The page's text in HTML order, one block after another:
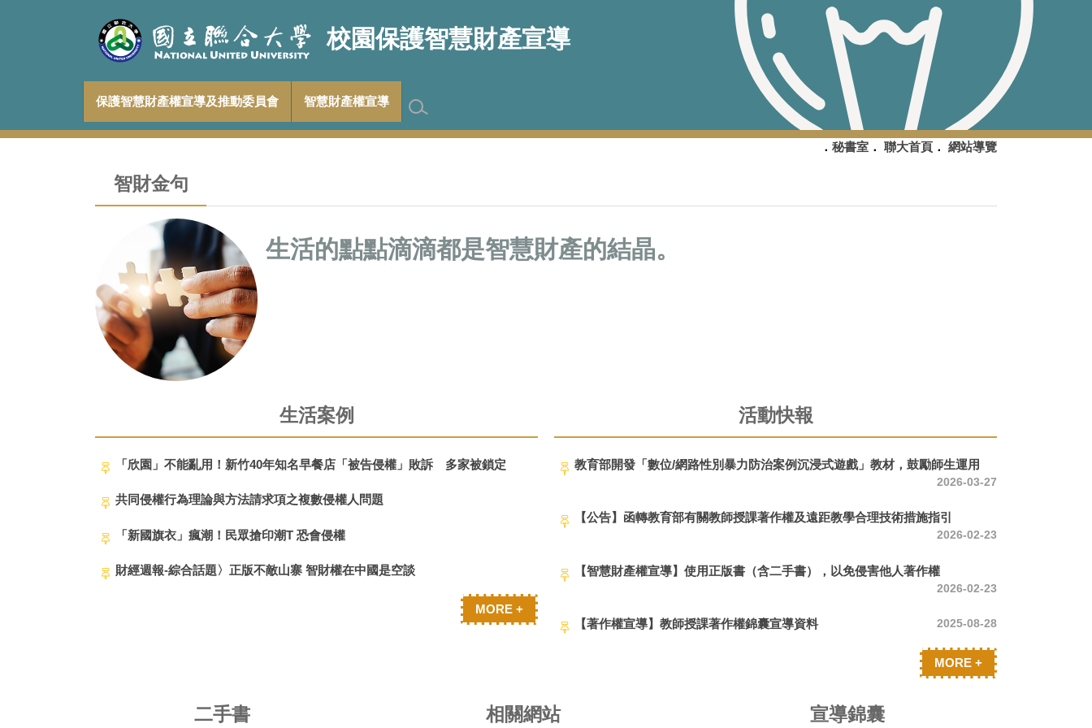
校園保護智慧財產宣導
保護智慧財產權宣導及推動委員會 智慧財產權宣導
． 秘書室 ． 聯大首頁 ． 網站導覽
智財金句
生活的點點滴滴都是智慧財產的結晶。
生活案例
「欣園」不能亂用！新竹40年知名早餐店「被告侵權」敗訴 多家被鎖定
共同侵權行為理論與方法請求項之複數侵權人問題
「新國旗衣」瘋潮！民眾搶印潮T 恐會侵權
財經週報-綜合話題〉正版不敵山寨 智財權在中國是空談
MORE +
活動快報
教育部開發「數位/網路性別暴力防治案例沉浸式遊戲」教材，鼓勵師生運用
2026-03-27
【公告】函轉教育部有關教師授課著作權及遠距教學合理技術措施指引
2026-02-23
【智慧財產權宣導】使用正版書（含二手書），以免侵害他人著作權
2026-02-23
【著作權宣導】教師授課著作權錦囊宣導資料 2025-08-28
MORE +
二手書 相關網站 宣導錦囊